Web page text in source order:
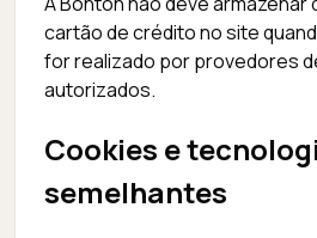
cartão de crédito no site
for realizado por provedores
autorizados.
Cookies e
semelhantes